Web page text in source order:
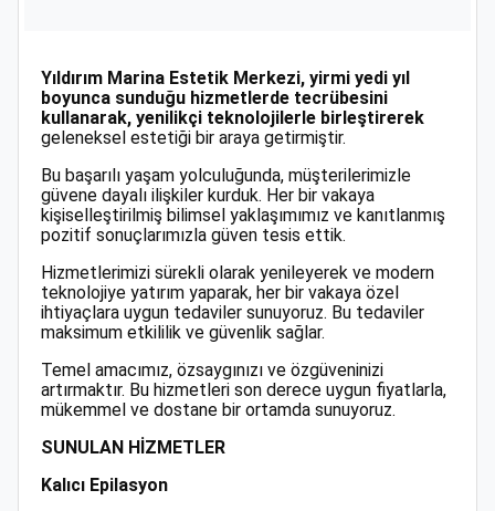
Yıldırım Marina Estetik Merkezi, yirmi yedi yıl
boyunca sunduğu hizmetlerde tecrübesini
kullanarak, yenilikçi teknolojilerle birleştirerek
geleneksel estetiği bir araya getirmiştir.
Bu başarılı yaşam yolculuğunda, müşterilerimizle
güvene dayalı ilişkiler kurduk. Her bir vakaya
kişiselleştirilmiş bilimsel yaklaşımımız ve kanıtlanmış
pozitif sonuçlarımızla güven tesis ettik.
Hizmetlerimizi sürekli olarak yenileyerek ve modern
teknolojiye yatırım yaparak, her bir vakaya özel
ihtiyaçlara uygun tedaviler sunuyoruz. Bu tedaviler
maksimum etkililik ve güvenlik sağlar.
Temel amacımız, özsaygınızı ve özgüveninizi
artırmaktır. Bu hizmetleri son derece uygun fiyatlarla,
mükemmel ve dostane bir ortamda sunuyoruz.
SUNULAN HİZMETLER
Kalıcı Epilasyon